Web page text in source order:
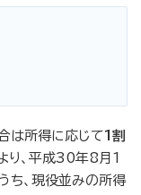
は所得に応じて1割
り、平成30年8月1
ち、現役並みの所得